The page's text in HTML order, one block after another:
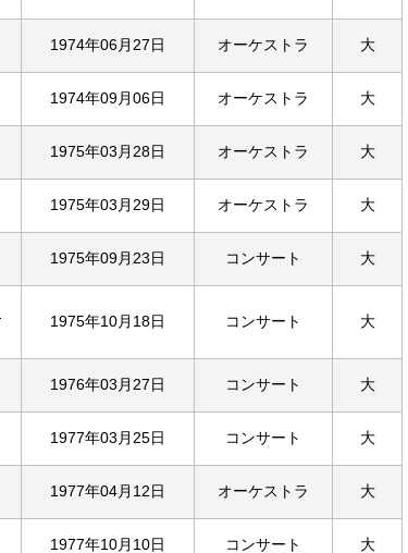
1974年06月27日 オーケストラ 大
1974年09月06日 オーケストラ 大
1975年03月28日 オーケストラ 大
1975年03月29日 オーケストラ 大
1975年09月23日 コンサート 大
1975年10月18日 コンサート 大
1976年03月27日 コンサート 大
1977年03月25日 コンサート 大
1977年04月12日 オーケストラ 大
1977年10月10日 コンサート 大